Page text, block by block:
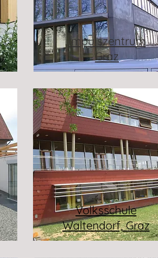
Impulszentrum
Graz
Volksschule
Waltendorf, Graz